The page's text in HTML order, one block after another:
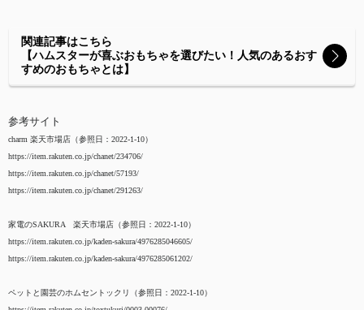
関連記事はこちら
【ハムスターが喜ぶおもちゃを選びたい！人気のあるおす
すめのおもちゃとは】
参考サイト
charm 楽天市場店（参照日：2022-1-10）
https://item.rakuten.co.jp/chanet/234706/
https://item.rakuten.co.jp/chanet/57193/
https://item.rakuten.co.jp/chanet/291263/
家電のSAKURA 楽天市場店（参照日：2022-1-10）
https://item.rakuten.co.jp/kaden-sakura/4976285046605/
https://item.rakuten.co.jp/kaden-sakura/4976285061202/
ペットと園芸のホムセントックリ（参照日：2022-1-10）